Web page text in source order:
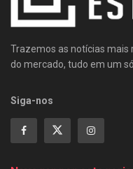
Trazemos as notícias
do mercado, tudo em um
Siga-nos